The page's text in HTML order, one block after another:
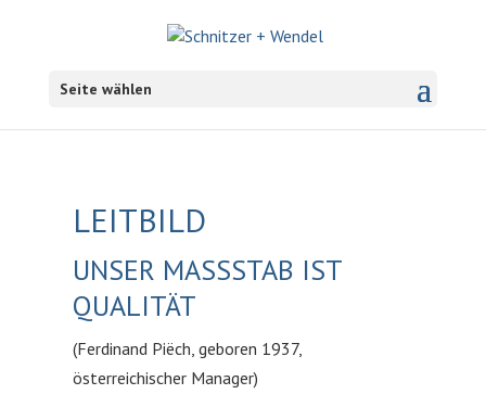
Seite wählen
LEITBILD
UNSER MASSSTAB IST
QUALITÄT
(Ferdinand Piёch, geboren 1937,
österreichischer Manager)